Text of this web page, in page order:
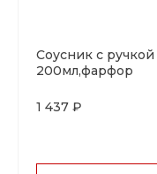
Соусник с ручкой
200мл,фарфор
"IMPRESS"
1 437 ₽